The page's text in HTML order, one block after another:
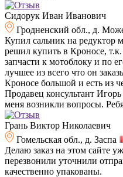
Сидорук Иван Иванович
Гродненский обл., д.
Купил сальник на редуктор
решил купить в Кроносе,
запчасти к мотоблоку и по
лучшее из всего что он
Кроносе большой и есть из
Продавец консультант
меня возникли вопросы.
Грань Виктор Николаевич
Гомельская обл., д. Заспа
Делаю заказ на этом сайте
перезвонили уточнили
качественно упакованы.